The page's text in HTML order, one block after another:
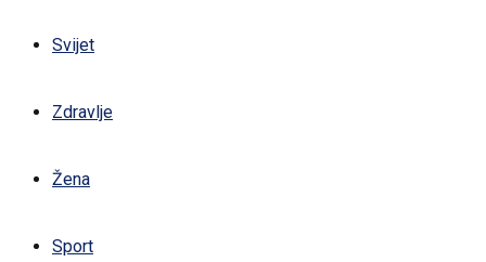
Svijet
Zdravlje
Žena
Sport